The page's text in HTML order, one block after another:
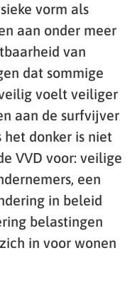
vorm als
aan onder meer
van
dat sommige
voelt veiliger
aan de surfvijver
donker is niet
VVD voor: veilige
een
in beleid
belastingen
in voor wonen